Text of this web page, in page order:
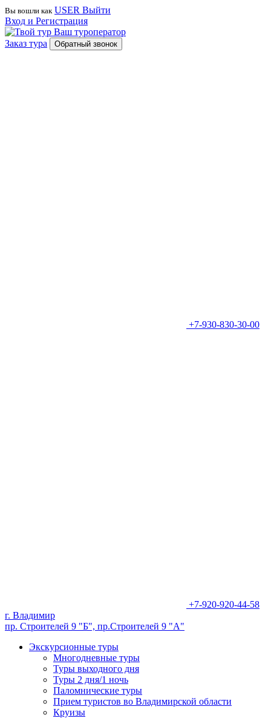
Вы вошли как USER Выйти
Вход и Регистрация
Ваш туроператор
Заказ тура
Обратный звонок
+7-930-830-30-00
+7-920-920-44-58
г. Владимир
пр. Строителей 9 "Б", пр.Строителей 9 "А"
Экскурсионные туры
Многодневные туры
Туры выходного дня
Туры 2 дня/1 ночь
Паломнические туры
Прием туристов во Владимирской области
Круизы